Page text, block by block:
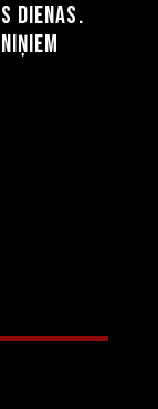
dienas.